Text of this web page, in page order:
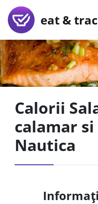
eat &
Calorii
calamar
Nautica